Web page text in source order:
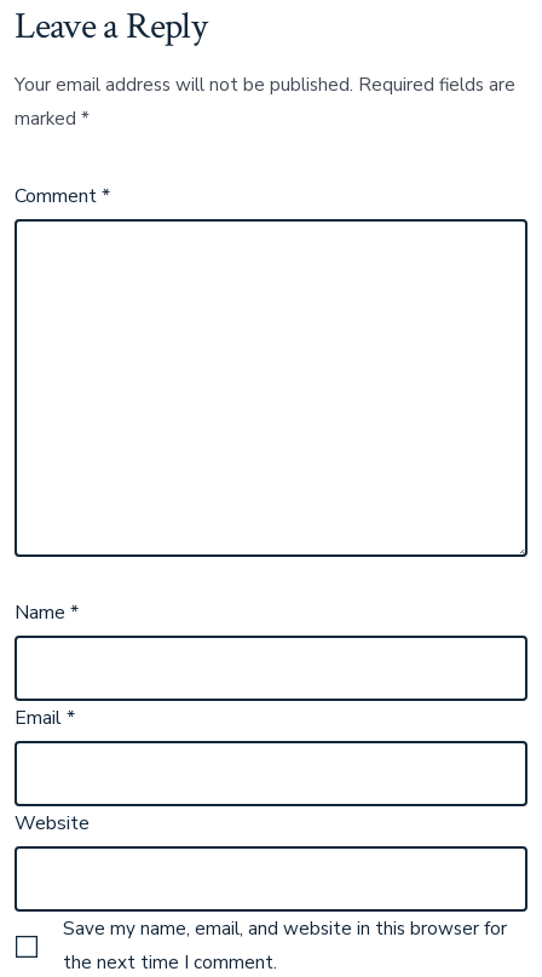
Leave a Reply
Your email address will not be published. Required fields are
marked*
Comment*
Name*
Email*
Website
Save my name, email, and website in this browser for
the next time I comment.